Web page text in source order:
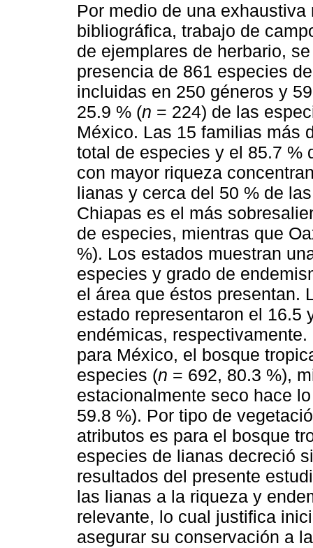
Por medio de una exhaustiva
bibliográfica, trabajo de
de ejemplares de herbario,
presencia de 861 especies
incluidas en 250 géneros y
25.9 % (n = 224) de las
México. Las 15 familias más
total de especies y el 85.7 %
con mayor riqueza
lianas y cerca del 50 % de
Chiapas es el más
de especies, mientras que
%). Los estados muestran
especies y grado de
el área que éstos presentan.
estado representaron el 16.5
endémicas,
para México, el bosque
especies (n = 692, 80.3 %),
estacionalmente seco hace
59.8 %). Por tipo de
atributos es para el bosque
especies de lianas decreció
resultados del presente
las lianas a la riqueza y
relevante, lo cual justifica
asegurar su conservación a